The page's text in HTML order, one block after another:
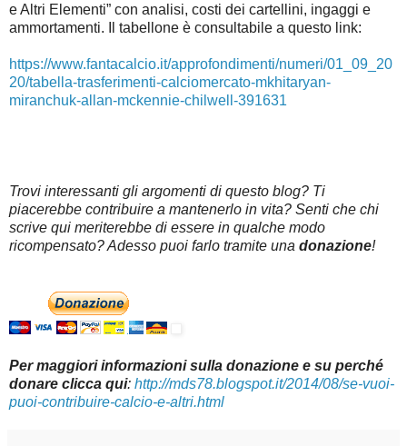
e Altri Elementi” con analisi, costi dei cartellini, ingaggi e
ammortamenti. Il tabellone è consultabile a questo link:
https://www.fantacalcio.it/approfondimenti/numeri/01_09_20
20/tabella-trasferimenti-calciomercato-mkhitaryan-
miranchuk-allan-mckennie-chilwell-391631
Trovi interessanti gli argomenti di questo blog? Ti
piacerebbe contribuire a mantenerlo in vita? Senti che chi
scrive qui meriterebbe di essere in qualche modo
ricompensato? Adesso puoi farlo tramite una donazione!
Per maggiori informazioni sulla donazione e su perché
donare clicca qui: http://mds78.blogspot.it/2014/08/se-vuoi-
puoi-contribuire-calcio-e-altri.html